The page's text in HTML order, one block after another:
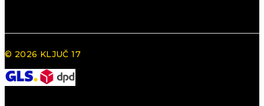
© 2026 KLJUČ 17